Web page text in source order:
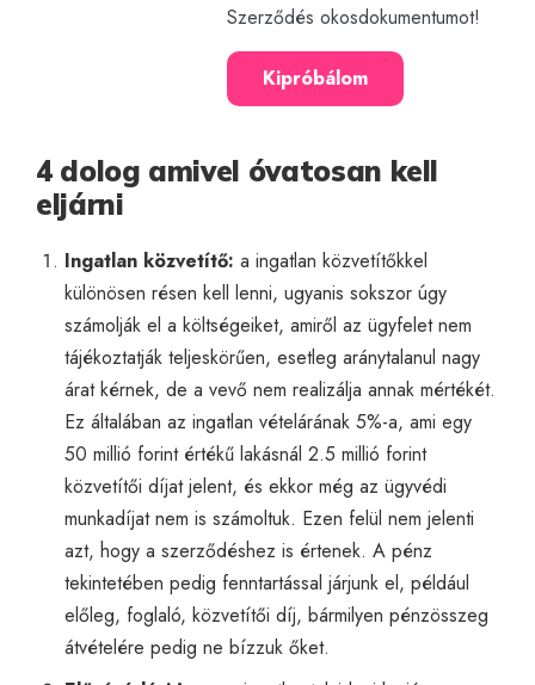
Szerződés okosdokumentumot!
Kipróbálom
4 dolog amivel óvatosan kell
eljárni
Ingatlan közvetítő: a ingatlan közvetítőkkel
különösen résen kell lenni, ugyanis sokszor úgy
számolják el a költségeiket, amiről az ügyfelet nem
tájékoztatják teljeskörűen, esetleg aránytalanul nagy
árat kérnek, de a vevő nem realizálja annak mértékét.
Ez általában az ingatlan vételárának 5%-a, ami egy
50 millió forint értékű lakásnál 2.5 millió forint
közvetítői díjat jelent, és ekkor még az ügyvédi
munkadíjat nem is számoltuk. Ezen felül nem jelenti
azt, hogy a szerződéshez is értenek. A pénz
tekintetében pedig fenntartással járjunk el, például
előleg, foglaló, közvetítői díj, bármilyen pénzösszeg
átvételére pedig ne bízzuk őket.